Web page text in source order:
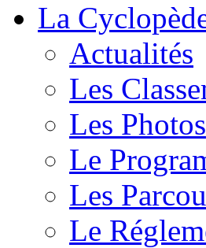
La
Actualités
Les
Les Photos
Le
Les
Le